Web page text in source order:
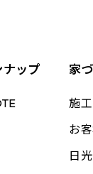
ップ 家
施
お
日